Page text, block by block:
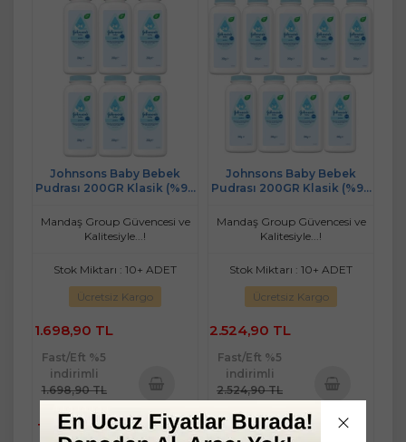
Johnsons Baby Bebek
Pudrası 200GR Klasik (%99
Mandaş Group Güvencesi ve
Kalitesiyle...!
Stok Miktarı : 10+ ADET
Ücretsiz Kargo
1.698,90 TL
Fast/Eft %5
indirimli
1.698,90 TL
1.613,96 TL
Sepete
Ekle
Johnsons Baby Bebek
Pudrası 200GR Klasik (%99
Mandaş Group Güvencesi ve
Kalitesiyle...!
Stok Miktarı : 10+ ADET
Ücretsiz Kargo
2.524,90 TL
Fast/Eft %5
indirimli
2.524,90 TL
2.398,66 TL
Sepete
Ekle